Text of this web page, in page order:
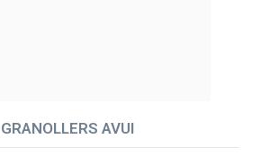
AVUI